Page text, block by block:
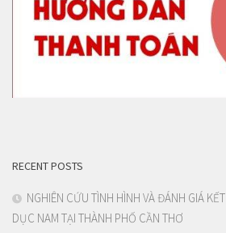
RECENT POSTS
NGHIÊN CỨU TÌNH HÌNH VÀ ĐÁNH GIÁ
DỤC NAM TẠI THÀNH PHỐ CẦN THƠ